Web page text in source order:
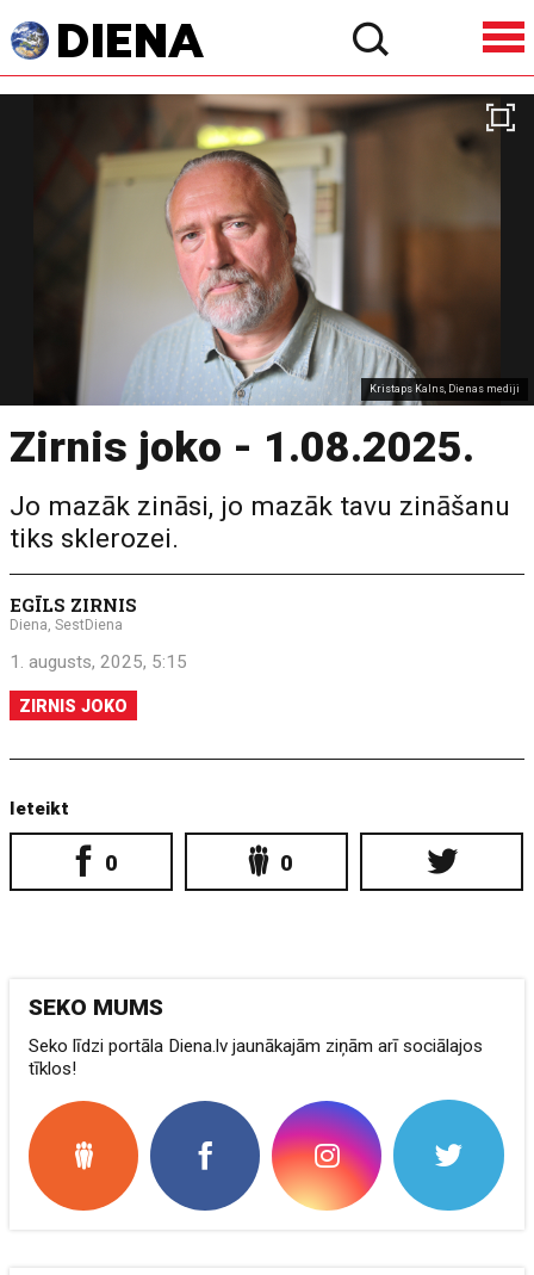
Kristaps Kalns, Dienas mediji
Zirnis joko - 1.08.2025.
Jo mazāk zināsi, jo mazāk tavu zināšanu
tiks sklerozei.
EGĪLS ZIRNIS
Diena, SestDiena
1. augusts, 2025, 5:15
ZIRNIS JOKO
Ieteikt
0 0
SEKO MUMS
Seko līdzi portāla Diena.lv jaunākajām ziņām arī sociālajos
tīklos!